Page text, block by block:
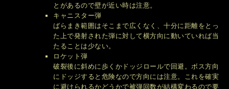
とがあるので壁が近い時は注意。
キャニスター弾
ばらまき範囲はそこまで広くなく、十分に距離をとっ
た上で発射された弾に対して横方向に動いていれば当
たることは少ない。
ロケット弾
破裂後に斜めに歩くかドッジロールで回避。ボス方向
にドッジすると危険なので方向には注意。これを確実
に避けられるかどうかで被弾回数が結構変わるので要